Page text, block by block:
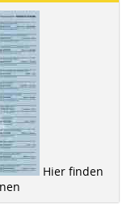
Hier finden